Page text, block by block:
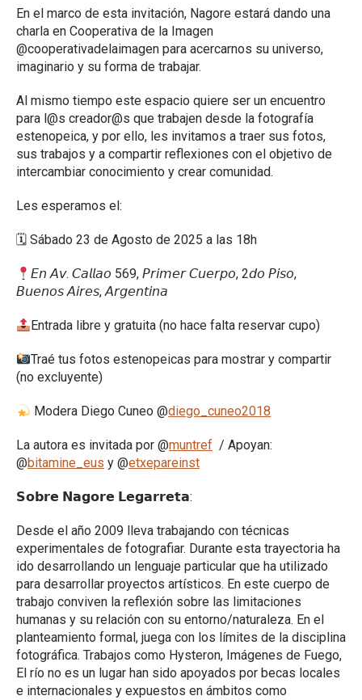
En el marco de esta invitación, Nagore estará dando una
charla en Cooperativa de la Imagen
@cooperativadelaimagen para acercarnos su universo,
imaginario y su forma de trabajar.
Al mismo tiempo este espacio quiere ser un encuentro
para l@s creador@s que trabajen desde la fotografía
estenopeica, y por ello, les invitamos a traer sus fotos,
sus trabajos y a compartir reflexiones con el objetivo de
intercambiar conocimiento y crear comunidad.
Les esperamos el:
🗓 Sábado 23 de Agosto de 2025 a las 18h
𝘌𝘯 𝘈𝘷. 𝘊𝘢𝘭𝘭𝘢𝘰 569, 𝘗𝘳𝘪𝘮𝘦𝘳 𝘊𝘶𝘦𝘳𝘱𝘰, 2𝘥𝘰 𝘗𝘪𝘴𝘰,
𝘉𝘶𝘦𝘯𝘰𝘴 𝘈𝘪𝘳𝘦𝘴, 𝘈𝘳𝘨𝘦𝘯𝘵𝘪𝘯𝘢
Entrada libre y gratuita (no hace falta reservar cupo)
Traé tus fotos estenopeicas para mostrar y compartir
(no excluyente)
Modera Diego Cuneo @diego_cuneo2018
La autora es invitada por @muntref / Apoyan:
@bitamine_eus y @etxepareinst
𝗦𝗼𝗯𝗿𝗲 𝗡𝗮𝗴𝗼𝗿𝗲 𝗟𝗲𝗴𝗮𝗿𝗿𝗲𝘁𝗮:
Desde el año 2009 lleva trabajando con técnicas
experimentales de fotografiar. Durante esta trayectoria ha
ido desarrollando un lenguaje particular que ha utilizado
para desarrollar proyectos artísticos. En este cuerpo de
trabajo conviven la reflexión sobre las limitaciones
humanas y su relación con su entorno/naturaleza. En el
planteamiento formal, juega con los límites de la disciplina
fotográfica. Trabajos como Hysteron, Imágenes de Fuego,
El río no es un lugar han sido apoyados por becas locales
e internacionales y expuestos en ámbitos como